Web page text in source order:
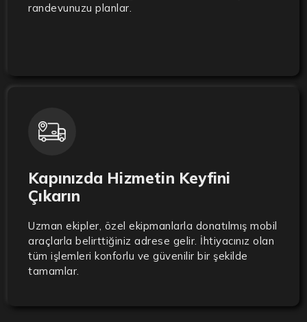
randevunuzu planlar.
Kapınızda Hizmetin Keyfini
Çıkarın
Uzman ekipler, özel ekipmanlarla donatılmış mobil
araçlarla belirttiğiniz adrese gelir. İhtiyacınız olan
tüm işlemleri konforlu ve güvenilir bir şekilde
tamamlar.